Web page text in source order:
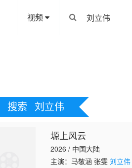
视频
搜索 刘立伟
塬上风云
2026 / 中国大陆
主演：马敬涵 张雯刘立伟